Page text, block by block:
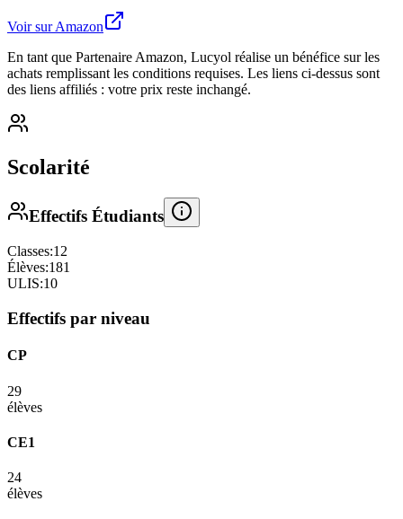
Voir sur Amazon
En tant que Partenaire Amazon, Lucyol réalise un bénéfice sur les
achats remplissant les conditions requises. Les liens ci-dessus sont
des liens affiliés : votre prix reste inchangé.
Scolarité
Effectifs Étudiants
Classes:12
Élèves:181
ULIS:10
Effectifs par niveau
CP
29
élèves
CE1
24
élèves